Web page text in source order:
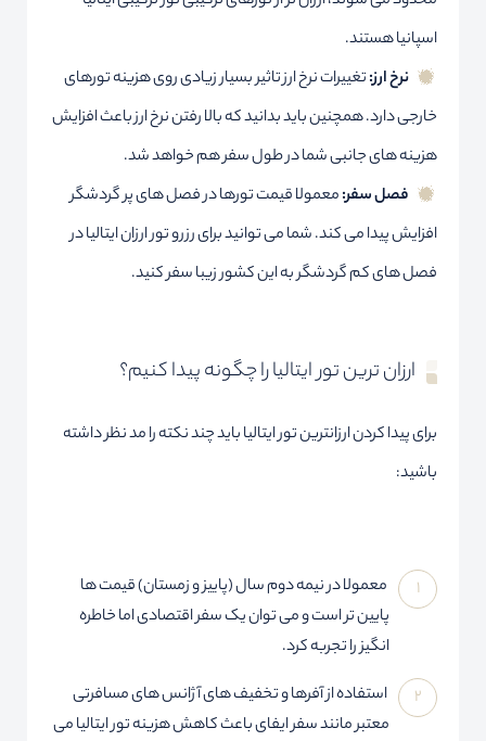
اسپانیا هستند.
نرخ ارز:تغییرات نرخ ارز تاثیر بسیار زیادی روی هزینه تورهای
خارجی دارد. همچنین باید بدانید که بالا رفتن نرخ ارز باعث افزایش
هزینه های جانبی شما در طول سفر هم خواهد شد.
فصل سفر:معمولا قیمت تورها در فصل های پر گردشگر
افزایش پیدا می کند. شما می توانید برای رزرو تور ارزان ایتالیا در
فصل های کم گردشگر به این کشور زیبا سفر کنید.
ارزان ترین تور ایتالیا را چگونه پیدا کنیم؟
برای پیدا کردن ارزانترین تور ایتالیا باید چند نکته را مد نظر داشته
باشید:
معمولا در نیمه دوم سال (پاییز و زمستان) قیمت ها
پایین تر است و می توان یک سفر اقتصادی اما خاطره
انگیز را تجربه کرد.
استفاده از آفرها و تخفیف های آژانس های مسافرتی
معتبر مانند سفر ایفای باعث کاهش هزینه تور ایتالیا می